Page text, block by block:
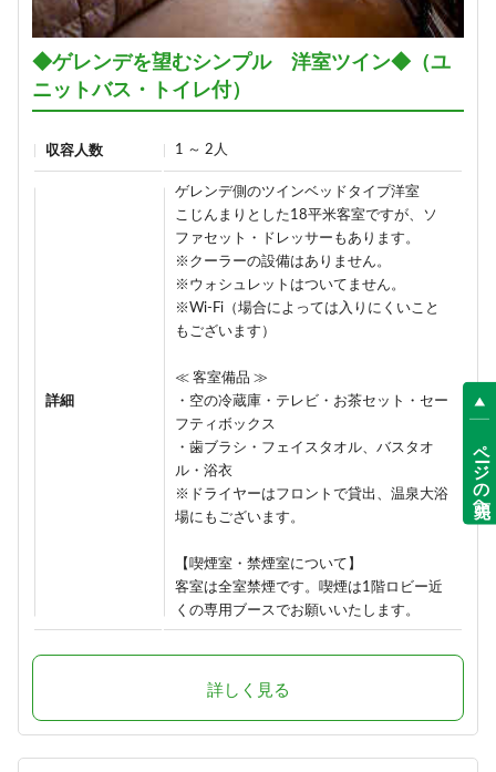
◆ゲレンデを望むシンプル 洋室ツイン◆（ユ
ニットバス・トイレ付）
収容人数 1 ～ 2人
詳細
ゲレンデ側のツインベッドタイプ洋室
こじんまりとした18平米客室ですが、ソ
ファセット・ドレッサーもあります。
※クーラーの設備はありません。
※ウォシュレットはついてません。
※Wi-Fi（場合によっては入りにくいこと
もございます）
≪ 客室備品 ≫
・空の冷蔵庫・テレビ・お茶セット・セー
フティボックス
・歯ブラシ・フェイスタオル、バスタオ
ル・浴衣
※ドライヤーはフロントで貸出、温泉大浴
場にもございます。
【喫煙室・禁煙室について】
客室は全室禁煙です。喫煙は1階ロビー近
くの専用ブースでお願いいたします。
詳しく見る
ページの先頭へ